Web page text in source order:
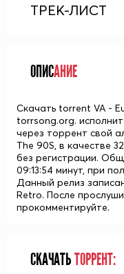
ТРЕК-ЛИСТ
ОПИСАНИЕ
Скачать torrent VA -
torrsong.org.
через торрент свой
The 90S, в качестве
без регистрации.
09:13:54 минут, при
Данный релиз
Retro. После
прокомментируйте.
СКАЧАТЬТОРРЕНТ: